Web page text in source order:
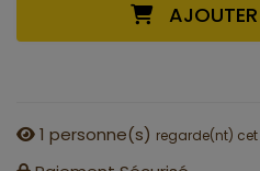
AJOUTER
1 personne(s) regarde(nt)